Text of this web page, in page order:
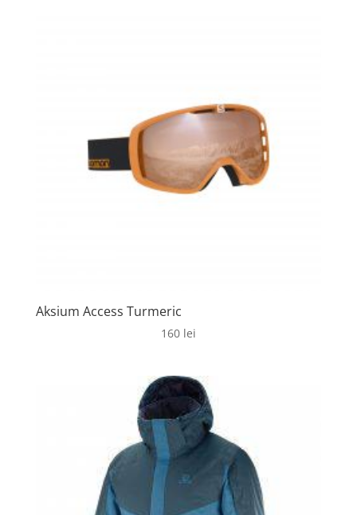
Aksium Access Turmeric
160 lei